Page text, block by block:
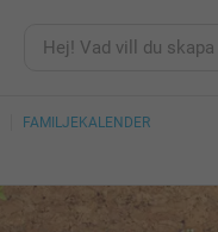
FAMILJEKALENDER